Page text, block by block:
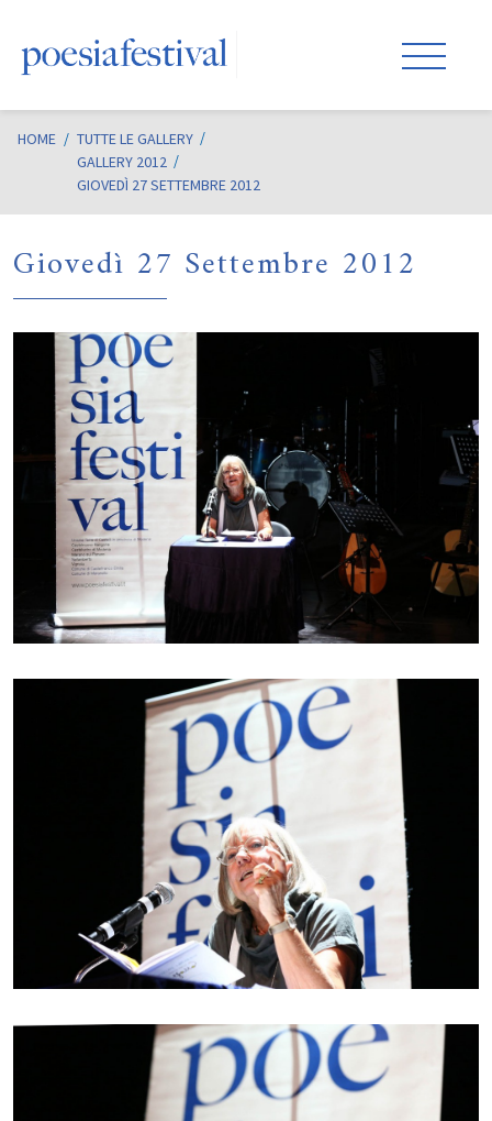
HOME / TUTTE LE GALLERY
GALLERY 2012
GIOVEDÌ 27 SETTEMBRE 2012
Giovedì 27 Settembre 2012